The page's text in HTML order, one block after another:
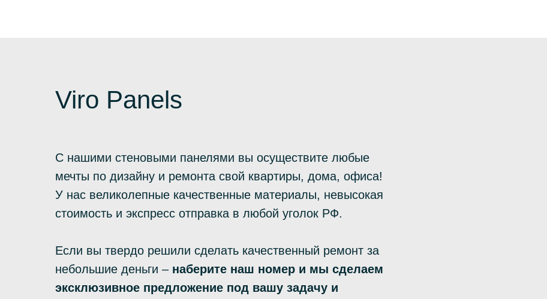
Viro Panels
С нашими стеновыми панелями вы осуществите любые
мечты по дизайну и ремонта свой квартиры, дома, офиса!
У нас великолепные качественные материалы, невысокая
стоимость и экспресс отправка в любой уголок РФ.
Если вы твердо решили сделать качественный ремонт за
небольшие деньги – наберите наш номер и мы сделаем
эксклюзивное предложение под вашу задачу и